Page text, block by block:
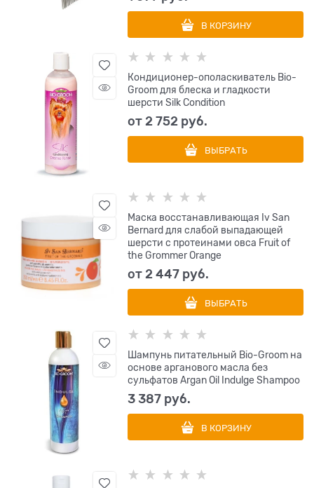
В КОРЗИНУ
Кондиционер-ополаскиватель Bio-
Groom для блеска и гладкости
шерсти Silk Condition
от2 752 руб.
ВЫБРАТЬ
Маска восстанавливающая Iv San
Bernard для слабой выпадающей
шерсти с протеинами овса Fruit of
the Grommer Orange
от2 447 руб.
ВЫБРАТЬ
Шампунь питательный Bio-Groom на
основе арганового масла без
сульфатов Argan Oil Indulge Shampoo
3 387 руб.
В КОРЗИНУ